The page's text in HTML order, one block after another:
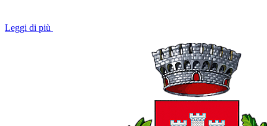
Leggi di più